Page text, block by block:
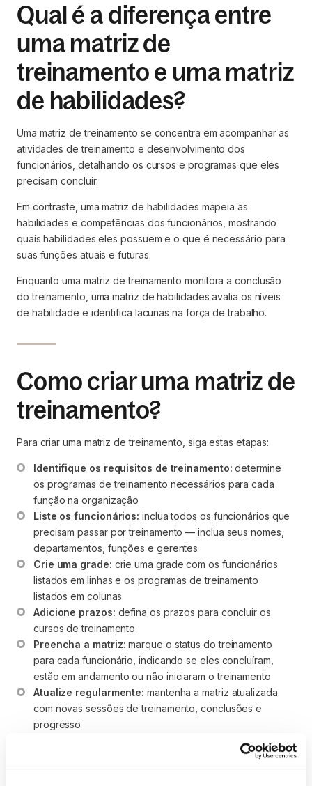
Qual é a diferença entre
uma matriz de
treinamento e uma matriz
de habilidades?
Uma matriz de treinamento se concentra em acompanhar as
atividades de treinamento e desenvolvimento dos
funcionários, detalhando os cursos e programas que eles
precisam concluir.
Em contraste, uma matriz de habilidades mapeia as
habilidades e competências dos funcionários, mostrando
quais habilidades eles possuem e o que é necessário para
suas funções atuais e futuras.
Enquanto uma matriz de treinamento monitora a conclusão
do treinamento, uma matriz de habilidades avalia os níveis
de habilidade e identifica lacunas na força de trabalho.
Como criar uma matriz de
treinamento?
Para criar uma matriz de treinamento, siga estas etapas:
Identifique os requisitos de treinamento: determine
os programas de treinamento necessários para cada
função na organização
Liste os funcionários: inclua todos os funcionários que
precisam passar por treinamento — inclua seus nomes,
departamentos, funções e gerentes
Crie uma grade: crie uma grade com os funcionários
listados em linhas e os programas de treinamento
listados em colunas
Adicione prazos: defina os prazos para concluir os
cursos de treinamento
Preencha a matriz: marque o status do treinamento
para cada funcionário, indicando se eles concluíram,
estão em andamento ou não iniciaram o treinamento
Atualize regularmente: mantenha a matriz atualizada
com novas sessões de treinamento, conclusões e
progresso
Para manter sua matriz bem organizada, divida os programas
de treinamento por temas ou tópicos, como: